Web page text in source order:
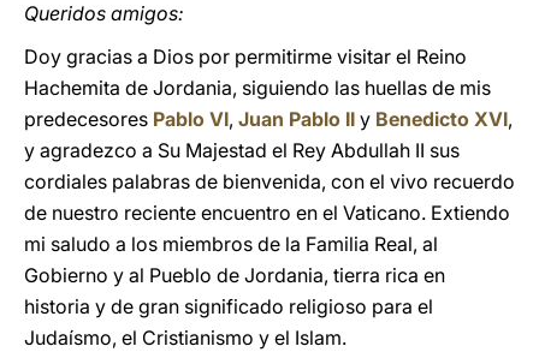
Queridos amigos:
Doy gracias a Dios por permitirme visitar el Reino
Hachemita de Jordania, siguiendo las huellas de mis
predecesores Pablo VI, Juan Pablo II y Benedicto XVI,
y agradezco a Su Majestad el Rey Abdullah II sus
cordiales palabras de bienvenida, con el vivo recuerdo
de nuestro reciente encuentro en el Vaticano. Extiendo
mi saludo a los miembros de la Familia Real, al
Gobierno y al Pueblo de Jordania, tierra rica en
historia y de gran significado religioso para el
Judaísmo, el Cristianismo y el Islam.